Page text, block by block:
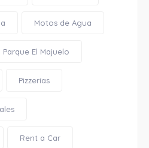
Motos de Agua
Parque El Majuelo
Pizzerías
Rent a Car